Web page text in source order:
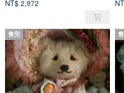
NT$ 2,972
售完